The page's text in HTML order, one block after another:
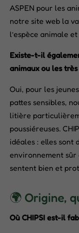
ASPEN pour les
notre site web la
l’espèce animale
Existe-t-il
animaux ou les
Oui, pour les
pattes sensibles,
litière
poussiéreuses.
idéales : elles sont
environnement sûr
sentent bien et
🌍 Origine,
Où CHIPSI est-il